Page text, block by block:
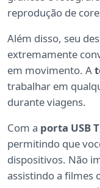
reprodução de
Além disso, seu
extremamente
em movimento. A
trabalhar em
durante viagens.
Com a porta USB T
permitindo que
dispositivos. Não
assistindo a filmes